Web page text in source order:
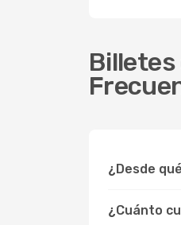
Billetes
¿Desde
¿Cuánto